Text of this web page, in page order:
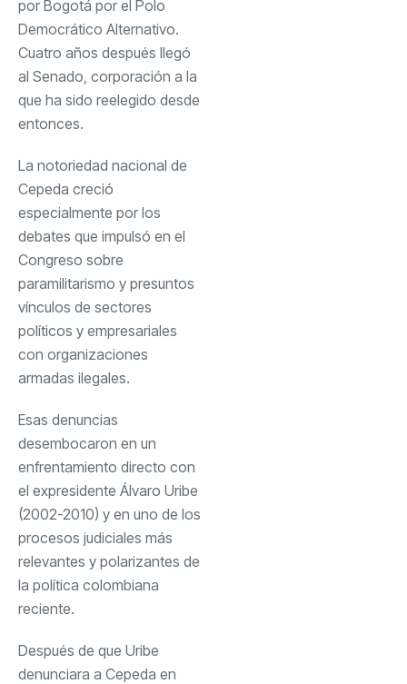
por Bogotá por el Polo
Democrático Alternativo.
Cuatro años después llegó
al Senado, corporación a la
que ha sido reelegido desde
entonces.
La notoriedad nacional de
Cepeda creció
especialmente por los
debates que impulsó en el
Congreso sobre
paramilitarismo y presuntos
vínculos de sectores
políticos y empresariales
con organizaciones
armadas ilegales.
Esas denuncias
desembocaron en un
enfrentamiento directo con
el expresidente Álvaro Uribe
(2002-2010) y en uno de los
procesos judiciales más
relevantes y polarizantes de
la política colombiana
reciente.
Después de que Uribe
denunciara a Cepeda en